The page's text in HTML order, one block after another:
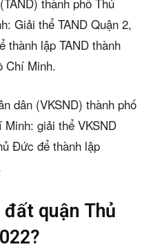
Giải thể TAND Quận 2,
thành lập TAND thành
Chí Minh.
dân (VKSND) thành phố
giải thể VKSND
Đức để thành lập
quận Thủ